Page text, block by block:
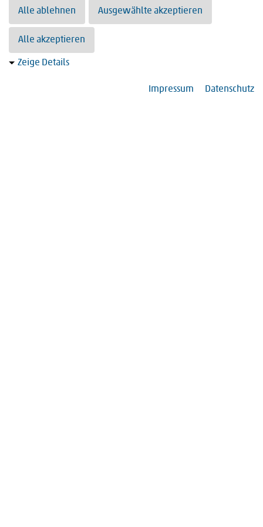
Alle ablehnen Ausgewählte akzeptieren
Alle akzeptieren
Zeige Details
Impressum Datenschutz